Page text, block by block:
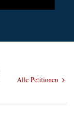
Alle Petitionen